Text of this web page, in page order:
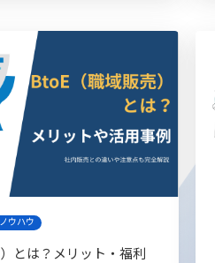
ウハウ
とは？メリット・福利